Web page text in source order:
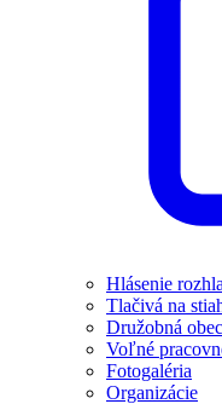
Hlásenie
Tlačivá na
Družobná obec
Voľné
Fotogaléria
Organizácie